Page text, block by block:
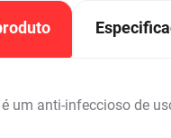
um anti-infeccioso de